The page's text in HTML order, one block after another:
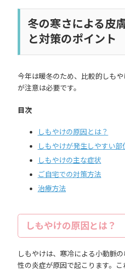
冬の寒さによる皮
と対策のポイント
今年は暖冬のため、比較的しも
が注意は必要です。
目次
しもやけの原因とは？
しもやけが発生しやすい部
しもやけの主な症状
ご自宅での対策方法
治療方法
しもやけの原因とは？
しもやけは、寒冷による小動脈
性の炎症が原因で起こります。